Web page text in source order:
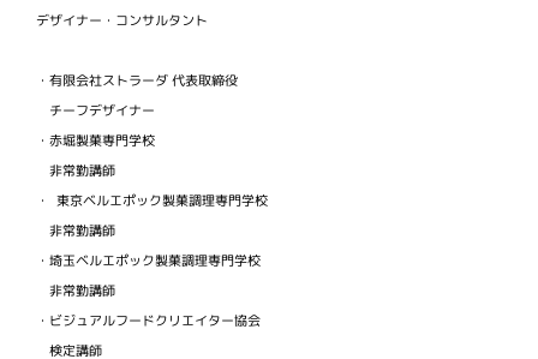
デザイナー・コンサルタント
・有限会社ストラーダ 代表取締役
チーフデザイナー
・赤堀製菓専門学校
非常勤講師
・ 東京ベルエポック製菓調理専門学校
非常勤講師
・埼玉ベルエポック製菓調理専門学校
非常勤講師
・ビジュアルフードクリエイター協会
検定講師